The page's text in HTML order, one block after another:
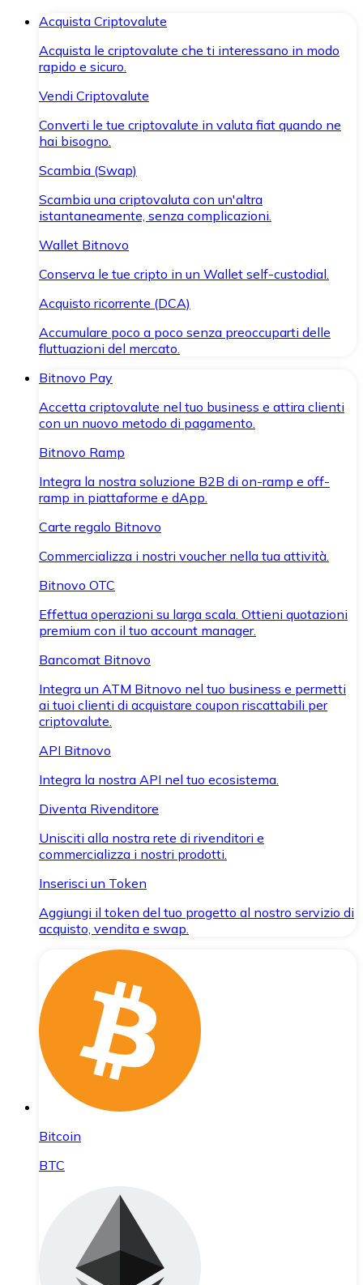
Acquista Criptovalute
Acquista le criptovalute che ti interessano in modo
rapido e sicuro.
Vendi Criptovalute
Converti le tue criptovalute in valuta fiat quando ne
hai bisogno.
Scambia (Swap)
Scambia una criptovaluta con un'altra
istantaneamente, senza complicazioni.
Wallet Bitnovo
Conserva le tue cripto in un Wallet self-custodial.
Acquisto ricorrente (DCA)
Accumulare poco a poco senza preoccuparti delle
fluttuazioni del mercato.
Bitnovo Pay
Accetta criptovalute nel tuo business e attira clienti
con un nuovo metodo di pagamento.
Bitnovo Ramp
Integra la nostra soluzione B2B di on-ramp e off-
ramp in piattaforme e dApp.
Carte regalo Bitnovo
Commercializza i nostri voucher nella tua attività.
Bitnovo OTC
Effettua operazioni su larga scala. Ottieni quotazioni
premium con il tuo account manager.
Bancomat Bitnovo
Integra un ATM Bitnovo nel tuo business e permetti
ai tuoi clienti di acquistare coupon riscattabili per
criptovalute.
API Bitnovo
Integra la nostra API nel tuo ecosistema.
Diventa Rivenditore
Unisciti alla nostra rete di rivenditori e
commercializza i nostri prodotti.
Inserisci un Token
Aggiungi il token del tuo progetto al nostro servizio di
acquisto, vendita e swap.
Bitcoin
BTC